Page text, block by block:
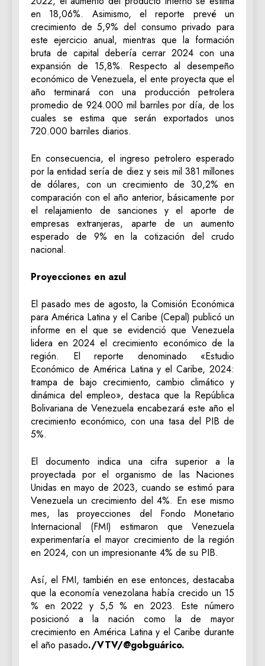
en 18,06%. Asimismo, el reporte prevé un
crecimiento de 5,9% del consumo privado para
este ejercicio anual, mientras que la formación
bruta de capital debería cerrar 2024 con una
expansión de 15,8%. Respecto al desempeño
económico de Venezuela, el ente proyecta que el
año terminará con una producción petrolera
promedio de 924.000 mil barriles por día, de los
cuales se estima que serán exportados unos
720.000 barriles diarios.
En consecuencia, el ingreso petrolero esperado
por la entidad sería de diez y seis mil 381 millones
de dólares, con un crecimiento de 30,2% en
comparación con el año anterior, básicamente por
el relajamiento de sanciones y el aporte de
empresas extranjeras, aparte de un aumento
esperado de 9% en la cotización del crudo
nacional.
Proyecciones en azul
El pasado mes de agosto, la Comisión Económica
para América Latina y el Caribe (Cepal) publicó un
informe en el que se evidenció que Venezuela
lidera en 2024 el crecimiento económico de la
región. El reporte denominado «Estudio
Económico de América Latina y el Caribe, 2024:
trampa de bajo crecimiento, cambio climático y
dinámica del empleo», destaca que la República
Bolivariana de Venezuela encabezará este año el
crecimiento económico, con una tasa del PIB de
5%.
El documento indica una cifra superior a la
proyectada por el organismo de las Naciones
Unidas en mayo de 2023, cuando se estimó para
Venezuela un crecimiento del 4%. En ese mismo
mes, las proyecciones del Fondo Monetario
Internacional (FMI) estimaron que Venezuela
experimentaría el mayor crecimiento de la región
en 2024, con un impresionante 4% de su PIB.
Así, el FMI, también en ese entonces, destacaba
que la economía venezolana había crecido un 15
% en 2022 y 5,5 % en 2023. Este número
posicionó a la nación como la de mayor
crecimiento en América Latina y el Caribe durante
el año pasado./VTV/@gobguárico.